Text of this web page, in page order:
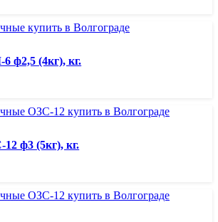
ф2,5 (4кг), кг.
ф3 (5кг), кг.